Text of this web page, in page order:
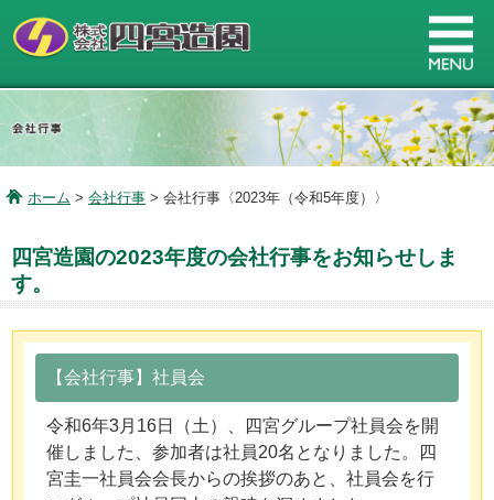
ホーム > 会社行事 > 会社行事〈2023年（令和5年度）〉
四宮造園の2023年度の会社行事をお知らせしま
す。
【会社行事】社員会
令和6年3月16日（土）、四宮グループ社員会を開
催しました、参加者は社員20名となりました。四
宮圭一社員会会長からの挨拶のあと、社員会を行